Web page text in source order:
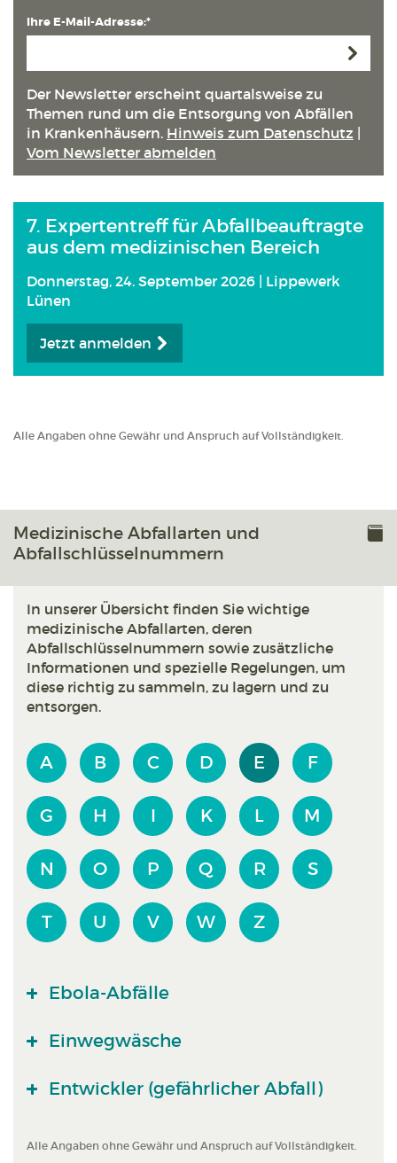
Ihre E-Mail-Adresse:*
Der Newsletter erscheint quartals­weise zu
Themen rund um die Entsorgung von Abfällen
in Kranken­häusern. Hinweis zum Datenschutz
Vom Newsletter abmelden
7. Expertentreff für Abfallbeauftragte
aus dem medizinischen Bereich
Donnerstag, 24. September 2026 | Lippewerk
Lünen
Jetzt anmelden
Alle Angaben ohne Gewähr und Anspruch auf Vollständigkeit.
Medizinische Abfallarten und
Abfallschlüsselnummern
In unserer Übersicht finden Sie wichtige
medizinische Abfallarten, deren
Abfallschlüsselnummern sowie zusätzliche
Informationen und spezielle Regelungen, um
diese richtig zu sammeln, zu lagern und zu
entsorgen.
A B C D E F
G H I K L M
N O P Q R S
T U V W Z
Ebola-Abfälle
Einwegwäsche
Entwickler (gefährlicher Abfall)
Alle Angaben ohne Gewähr und Anspruch auf Vollständigkeit.